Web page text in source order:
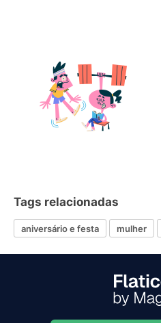
Tags relacionadas
aniversário e festa mulher